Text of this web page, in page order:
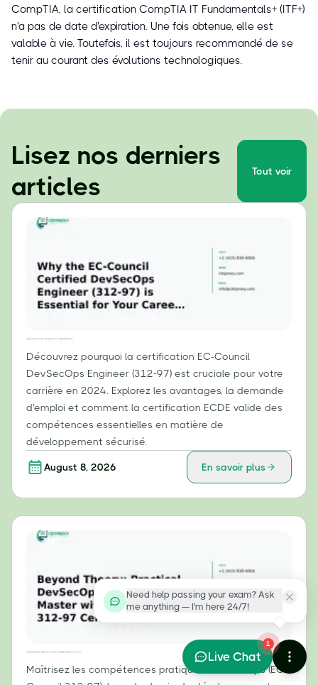
CompTIA, la certification CompTIA IT Fundamentals+ (ITF+)
n'a pas de date d'expiration. Une fois obtenue, elle est
valable à vie. Toutefois, il est toujours recommandé de se
tenir au courant des évolutions technologiques.
Lisez nos derniers
articles
Tout voir
Découvrez pourquoi la certification EC-Council
DevSecOps Engineer (312-97) est cruciale pour votre
carrière en 2024. Explorez les avantages, la demande
d'emploi et comment la certification ECDE valide des
compétences essentielles en matière de
développement sécurisé.
August 8, 2026 En savoir plus
Maîtrisez les compétences pratiques DevSecOps (EC-
Need help passing your exam? Ask
me anything — I'm here 24/7!
1
Live Chat